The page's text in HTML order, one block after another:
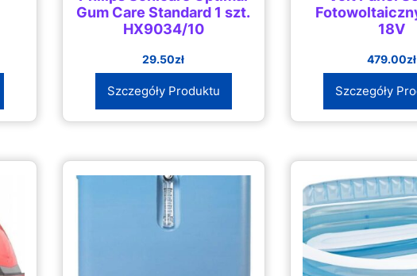
Gum Care Standard 1 szt.
HX9034/10
29.50zł
Szczegóły Produktu
18V
479.00zł
Szczegóły